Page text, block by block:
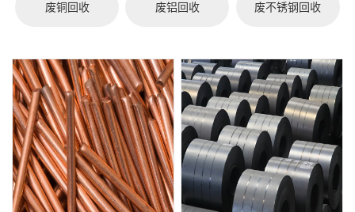
废铜回收 废铝回收 废不锈钢回收